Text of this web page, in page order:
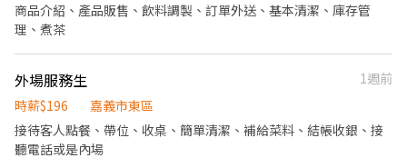
商品介紹、產品販售、飲料調製、訂單外送、基本清潔、庫存管
理、煮茶
外場服務生
1週前
時薪$196
嘉義市東區
接待客人點餐、帶位、收桌、簡單清潔、補給菜料、結帳收銀、接
聽電話或是內場